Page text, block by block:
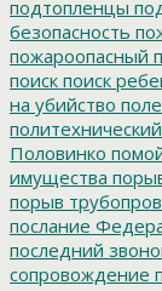
подтопленцы
безопасность
пожароопасный
поиск поиск
на убийство
Половинко
имущества
порыв
послание
последний
сопровождение